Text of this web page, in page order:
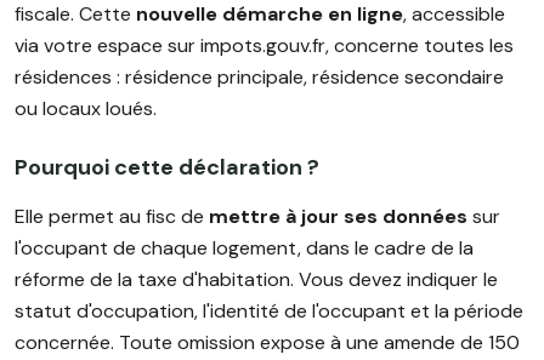
fiscale. Cette nouvelle démarche en ligne, accessible
via votre espace sur impots.gouv.fr, concerne toutes les
résidences : résidence principale, résidence secondaire
ou locaux loués.
Pourquoi cette déclaration ?
Elle permet au fisc de mettre à jour ses données sur
l'occupant de chaque logement, dans le cadre de la
réforme de la taxe d'habitation. Vous devez indiquer le
statut d'occupation, l'identité de l'occupant et la période
concernée. Toute omission expose à une amende de 150